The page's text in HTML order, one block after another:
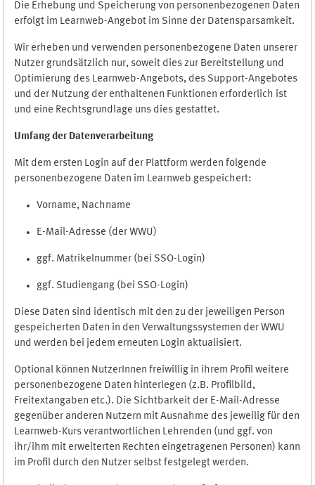
Die Erhebung und Speicherung von personenbezogenen Daten
erfolgt im Learnweb-Angebot im Sinne der Datensparsamkeit.
Wir erheben und verwenden personenbezogene Daten unserer
Nutzer grundsätzlich nur, soweit dies zur Bereitstellung und
Optimierung des Learnweb-Angebots, des Support-Angebotes
und der Nutzung der enthaltenen Funktionen erforderlich ist
und eine Rechtsgrundlage uns dies gestattet.
Umfang der Datenverarbeitung
Mit dem ersten Login auf der Plattform werden folgende
personenbezogene Daten im Learnweb gespeichert:
Vorname, Nachname
E-Mail-Adresse (der WWU)
ggf. Matrikelnummer (bei SSO-Login)
ggf. Studiengang (bei SSO-Login)
Diese Daten sind identisch mit den zu der jeweiligen Person
gespeicherten Daten in den Verwaltungssystemen der WWU
und werden bei jedem erneuten Login aktualisiert.
Optional können NutzerInnen freiwillig in ihrem Profil weitere
personenbezogene Daten hinterlegen (z.B. Profilbild,
Freitextangaben etc.). Die Sichtbarkeit der E-Mail-Adresse
gegenüber anderen Nutzern mit Ausnahme des jeweilig für den
Learnweb-Kurs verantwortlichen Lehrenden (und ggf. von
ihr/ihm mit erweiterten Rechten eingetragenen Personen) kann
im Profil durch den Nutzer selbst festgelegt werden.